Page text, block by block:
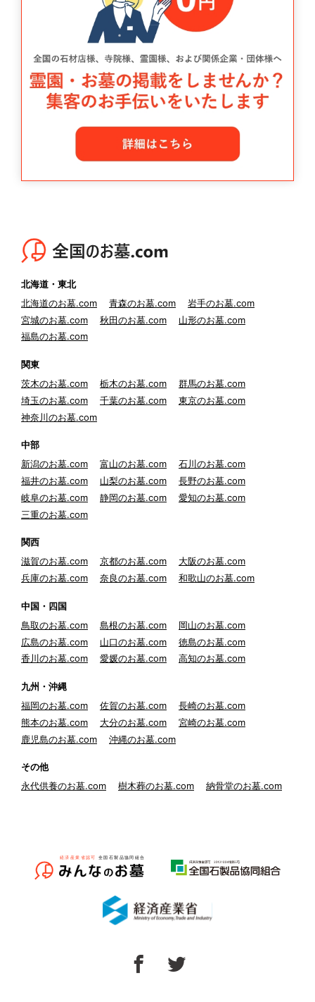
北海道・東北
北海道のお墓.com
青森のお墓.com
岩手のお墓.com
宮城のお墓.com
秋田のお墓.com
山形のお墓.com
福島のお墓.com
関東
茨木のお墓.com
栃木のお墓.com
群馬のお墓.com
埼玉のお墓.com
千葉のお墓.com
東京のお墓.com
神奈川のお墓.com
中部
新潟のお墓.com
富山のお墓.com
石川のお墓.com
福井のお墓.com
山梨のお墓.com
長野のお墓.com
岐阜のお墓.com
静岡のお墓.com
愛知のお墓.com
三重のお墓.com
関西
滋賀のお墓.com
京都のお墓.com
大阪のお墓.com
兵庫のお墓.com
奈良のお墓.com 和歌山のお墓.com
中国・四国
鳥取のお墓.com
島根のお墓.com
岡山のお墓.com
広島のお墓.com
山口のお墓.com
徳島のお墓.com
香川のお墓.com
愛媛のお墓.com 高知のお墓.com
九州・沖縄
福岡のお墓.com
佐賀のお墓.com
長崎のお墓.com
熊本のお墓.com
大分のお墓.com
宮崎のお墓.com
鹿児島のお墓.com
沖縄のお墓.com
その他
永代供養のお墓.com
樹木葬のお墓.com 納骨堂のお墓.com